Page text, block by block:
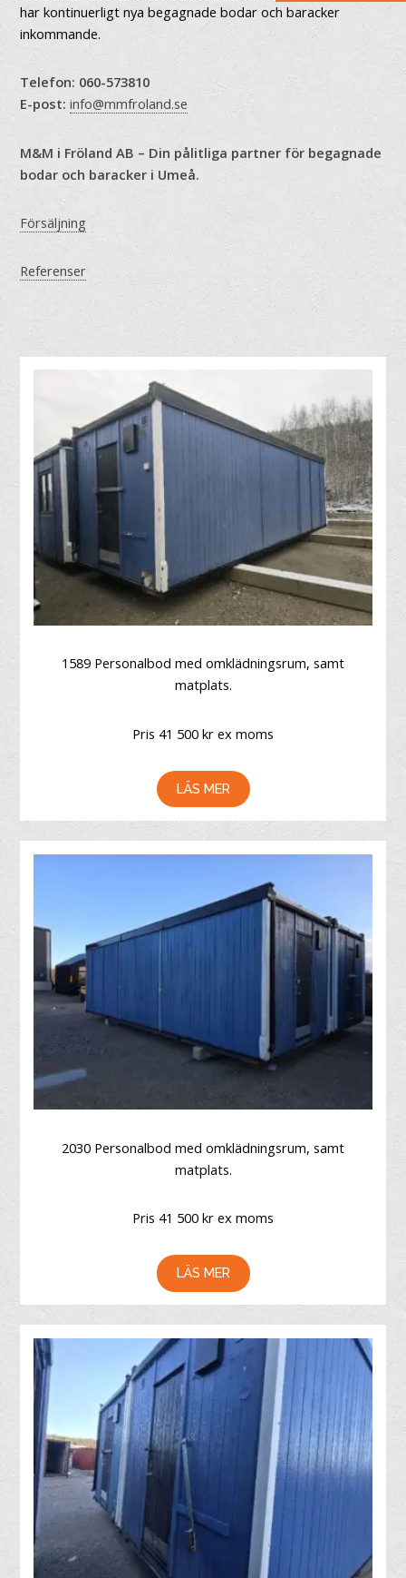
har kontinuerligt nya begagnade bodar och baracker
inkommande.
Telefon: 060-573810
E-post: info@mmfroland.se
M&M i Fröland AB – Din pålitliga partner för begagnade
bodar och baracker i Umeå.
Försäljning
Referenser
1589 Personalbod med omklädningsrum, samt
matplats.
Pris 41 500 kr ex moms
LÄS MER
2030 Personalbod med omklädningsrum, samt
matplats.
Pris 41 500 kr ex moms
LÄS MER